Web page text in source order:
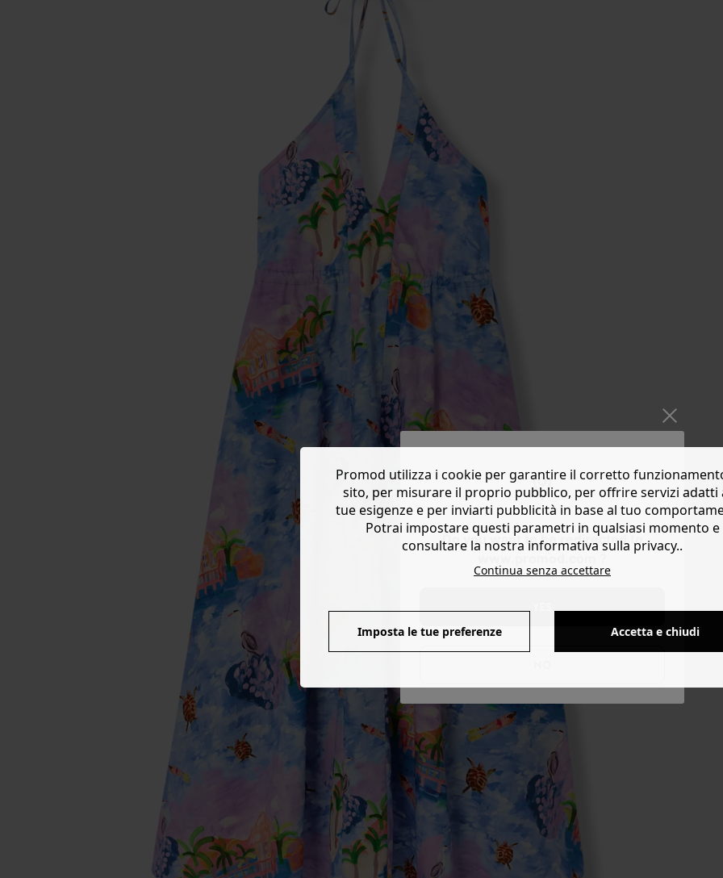
Do you want to be redirected to
Promod utilizza i cookie per garantire il corretto
sito, per misurare il proprio pubblico, per offrire servizi adatti
tue esigenze e per inviarti pubblicità in base al tuo
Potrai impostare questi parametri in qualsiasi momento e
consultare la nostra informativa sulla privacy..
Continua senza accettare
Imposta le tue preferenze Accetta e chiudi